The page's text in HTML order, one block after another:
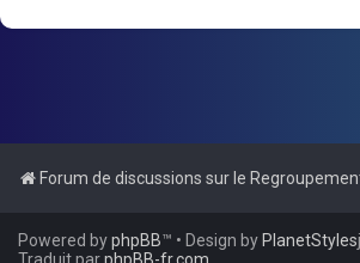
Forum de discussions sur le
Powered byphpBB™ • Design by PlanetStyles